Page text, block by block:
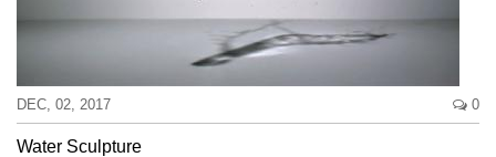
DEC, 02, 2017 0
Water Sculpture